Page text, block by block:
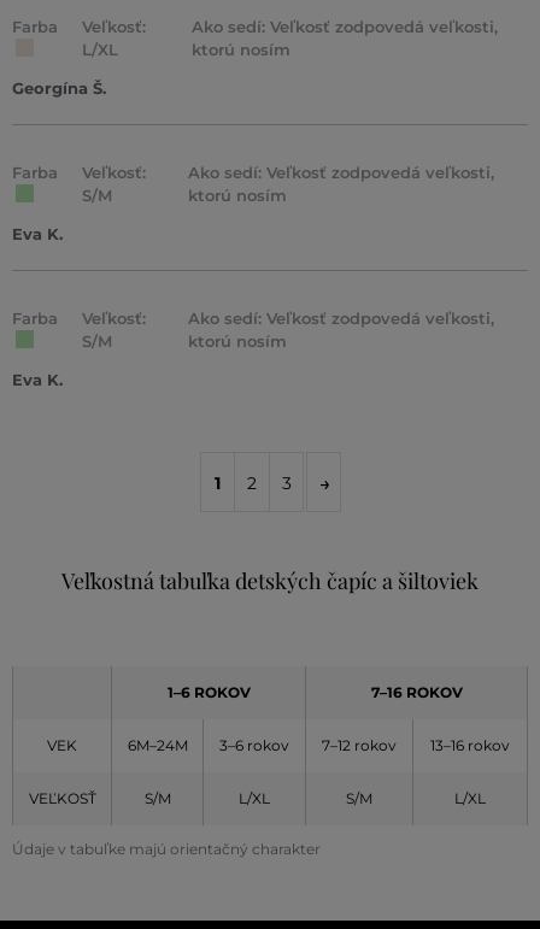
Farba
Veľkosť:
L/XL
Ako sedí: Veľkosť zodpovedá veľkosti,
ktorú nosím
Georgína Š.
Farba
Veľkosť:
S/M
Ako sedí: Veľkosť zodpovedá veľkosti,
ktorú nosím
Eva K.
Farba
Veľkosť:
S/M
Ako sedí: Veľkosť zodpovedá veľkosti,
ktorú nosím
Eva K.
1 2 3
Veľkostná tabuľka detských čapíc a šiltoviek
Údaje v tabuľke majú orientačný charakter
1–6 ROKOV 7–16 ROKOV
VEK 6M–24M 3–6 rokov 7–12 rokov 13–16 rokov
VEĽKOSŤ S/M L/XL S/M L/XL